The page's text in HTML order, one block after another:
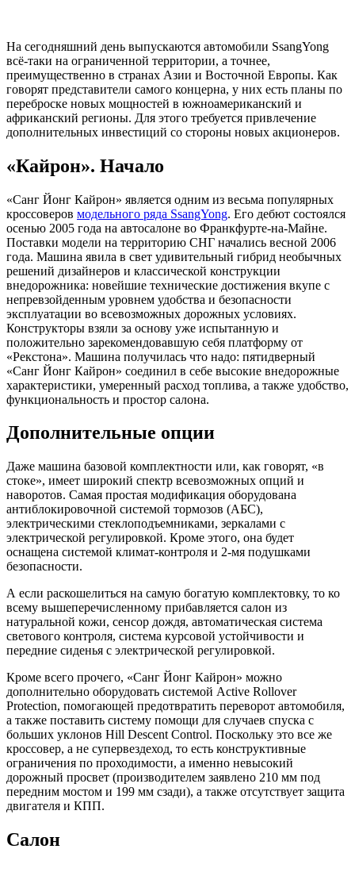
На сегодняшний день выпускаются автомобили SsangYong
всё-таки на ограниченной территории, а точнее,
преимущественно в странах Азии и Восточной Европы. Как
говорят представители самого концерна, у них есть планы по
переброске новых мощностей в южноамериканский и
африканский регионы. Для этого требуется привлечение
дополнительных инвестиций со стороны новых акционеров.
«Кайрон». Начало
«Санг Йонг Кайрон» является одним из весьма популярных
кроссоверов модельного ряда SsangYong. Его дебют состоялся
осенью 2005 года на автосалоне во Франкфурте-на-Майне.
Поставки модели на территорию СНГ начались весной 2006
года. Машина явила в свет удивительный гибрид необычных
решений дизайнеров и классической конструкции
внедорожника: новейшие технические достижения вкупе с
непревзойденным уровнем удобства и безопасности
эксплуатации во всевозможных дорожных условиях.
Конструкторы взяли за основу уже испытанную и
положительно зарекомендовавшую себя платформу от
«Рекстона». Машина получилась что надо: пятидверный
«Санг Йонг Кайрон» соединил в себе высокие внедорожные
характеристики, умеренный расход топлива, а также удобство,
функциональность и простор салона.
Дополнительные опции
Даже машина базовой комплектности или, как говорят, «в
стоке», имеет широкий спектр всевозможных опций и
наворотов. Самая простая модификация оборудована
антиблокировочной системой тормозов (АБС),
электрическими стеклоподъемниками, зеркалами с
электрической регулировкой. Кроме этого, она будет
оснащена системой климат-контроля и 2-мя подушками
безопасности.
А если раскошелиться на самую богатую комплектовку, то ко
всему вышеперечисленному прибавляется салон из
натуральной кожи, сенсор дождя, автоматическая система
светового контроля, система курсовой устойчивости и
передние сиденья с электрической регулировкой.
Кроме всего прочего, «Санг Йонг Кайрон» можно
дополнительно оборудовать системой Active Rollover
Protection, помогающей предотвратить переворот автомобиля,
а также поставить систему помощи для случаев спуска с
больших уклонов Hill Descent Control. Поскольку это все же
кроссовер, а не супервездеход, то есть конструктивные
ограничения по проходимости, а именно невысокий
дорожный просвет (производителем заявлено 210 мм под
передним мостом и 199 мм сзади), а также отсутствует защита
двигателя и КПП.
Салон